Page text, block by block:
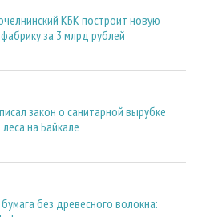
КБК построит новую
за 3 млрд рублей
закон о санитарной вырубке
на Байкале
без древесного волокна: